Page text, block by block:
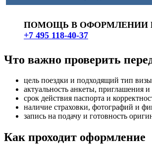
ПОМОЩЬ В ОФОРМЛЕНИИ
+7 495 118-40-37
Что важно проверить
цель поездки и подходящий тип
актуальность анкеты, приглашения
срок действия паспорта и
наличие страховки, фотографий и
запись на подачу и готовность
Как проходит оформление